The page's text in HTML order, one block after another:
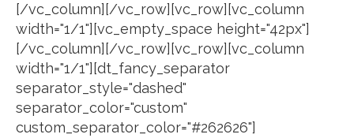
[/vc_column][/vc_row][vc_row][vc_column
width="1/1"][vc_empty_space height="42px"]
[/vc_column][/vc_row][vc_row][vc_column
width="1/1"][dt_fancy_separator
separator_style="dashed"
separator_color="custom"
custom_separator_color="#262626"]